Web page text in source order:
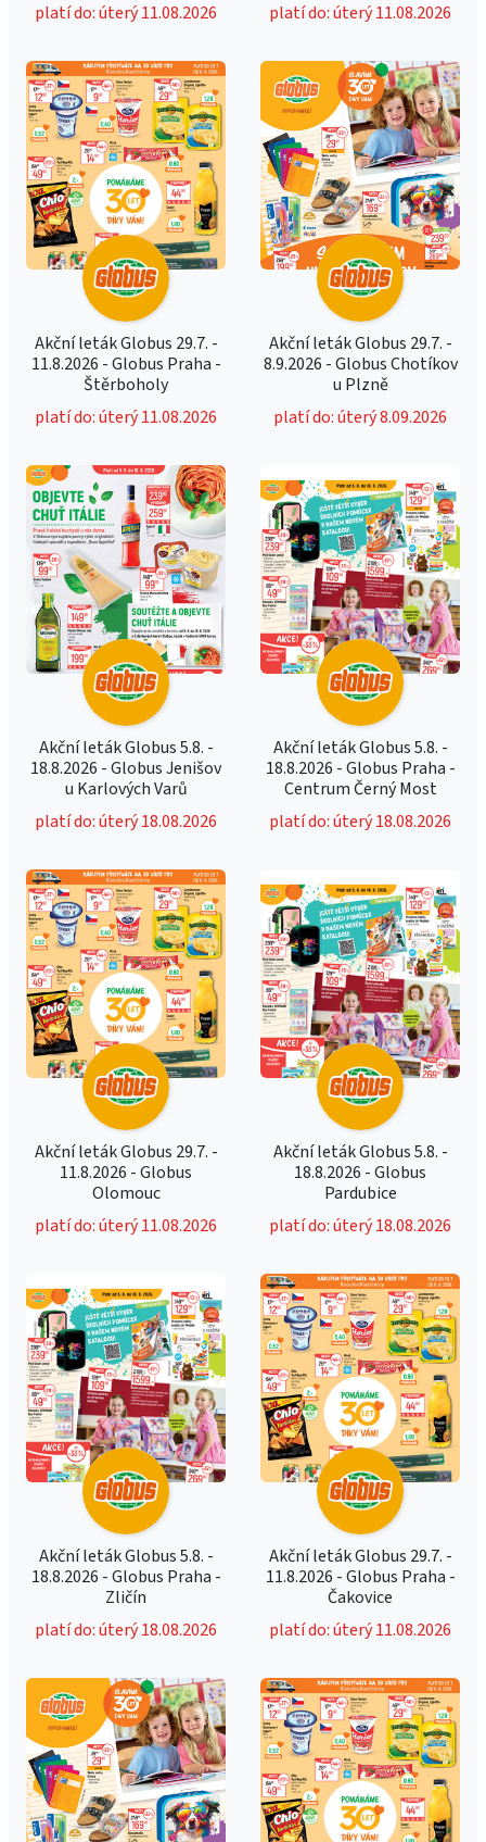
platí do: úterý 11.08.2026
platí do: úterý 11.08.2026
Akční leták Globus 29.7. -
11.8.2026 - Globus Praha -
Štěrboholy
platí do: úterý 11.08.2026
Akční leták Globus 29.7. -
8.9.2026 - Globus Chotíkov
u Plzně
platí do: úterý 8.09.2026
Akční leták Globus 5.8. -
18.8.2026 - Globus Jenišov
u Karlových Varů
platí do: úterý 18.08.2026
Akční leták Globus 5.8. -
18.8.2026 - Globus Praha -
Centrum Černý Most
platí do: úterý 18.08.2026
Akční leták Globus 29.7. -
11.8.2026 - Globus
Olomouc
platí do: úterý 11.08.2026
Akční leták Globus 5.8. -
18.8.2026 - Globus
Pardubice
platí do: úterý 18.08.2026
Akční leták Globus 5.8. -
18.8.2026 - Globus Praha -
Zličín
platí do: úterý 18.08.2026
Akční leták Globus 29.7. -
11.8.2026 - Globus Praha -
Čakovice
platí do: úterý 11.08.2026